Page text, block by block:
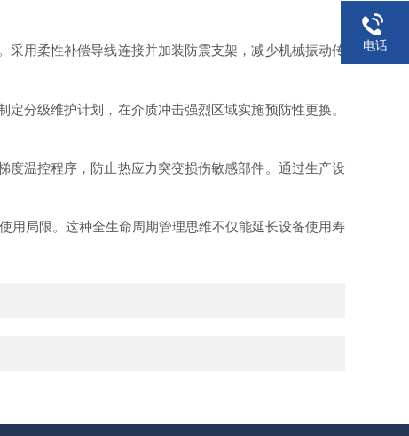
用柔性补偿导线连接并加装防震支架，减少机械振动传
分级维护计划，在介质冲击强烈区域实施预防性更换。
温控程序，防止热应力突变损伤敏感部件。通过生产设
用局限。这种全生命周期管理思维不仅能延长设备使用寿
电话